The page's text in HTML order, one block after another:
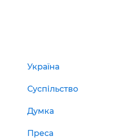
Україна
Суспільство
Думка
Преса